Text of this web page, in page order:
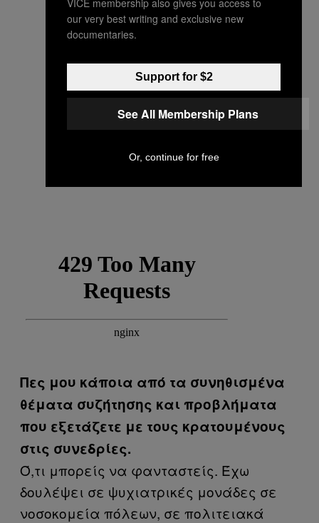
Πες μου κάποια από τα συνηθισμένα
θέματα συζήτησης και προβλήματα
που εξετάζετε με τους κρατουμένους
στις συνεδρίες.
Ό,τι μπορείς να φανταστείς. Έχω
δουλέψει σε ψυχιατρικές μονάδες σε
νοσοκομεία πόλεων, σε πολιτειακά
our very best writing and exclusive new
documentaries.
Support for $2
See All Membership Plans
Or, continue for free